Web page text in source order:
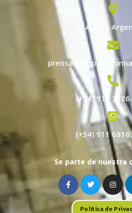
C.A.B.A -
(+54) 911
(+54) 911
Se parte de nuestra
Política de